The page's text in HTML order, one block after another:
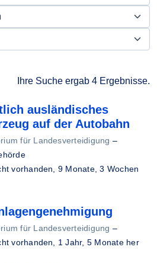
Ihre Suche ergab 4 Ergebnisse.
ausländisches
auf der Autobahn
für Landesverteidigung –
vorhanden, 9 Monate, 3 Wochen
für Landesverteidigung –
vorhanden, 1 Jahr, 5 Monate her